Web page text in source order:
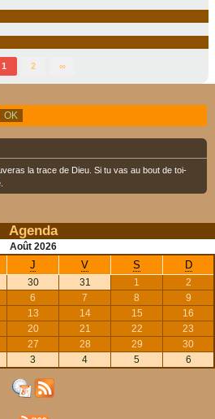
1 2 ∞
la trace de Dieu. Si tu vas au bout de toi-
Agenda
Août 2026
J V S D
30 31 1
2
6 7 8
9
13 14 15
16
20 21 22
23
27 28 29
30
3 4 5 6